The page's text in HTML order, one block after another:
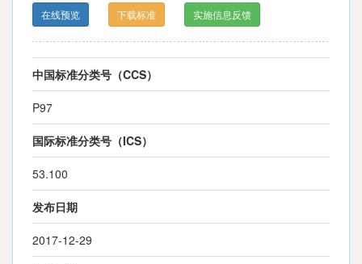
在线预览 下载标准 实施信息反馈
中国标准分类号（CCS）
P97
国际标准分类号（ICS）
53.100
发布日期
2017-12-29